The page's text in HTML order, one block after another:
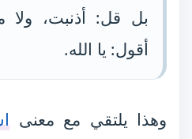
بل قل: أذنبت، ولا
أقول: يا الله.
وهذا يلتقي مع معنى